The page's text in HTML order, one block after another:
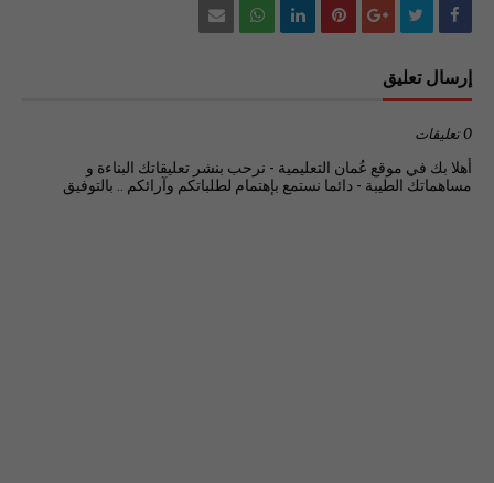
إرسال تعليق
0 تعليقات
أهلا بك في موقع عُمان التعليمية - نرحب بنشر تعليقاتك البناءة و
مساهماتك الطيبة - دائما نستمع بإهتمام لطلباتكم وآرائكم .. بالتوفيق